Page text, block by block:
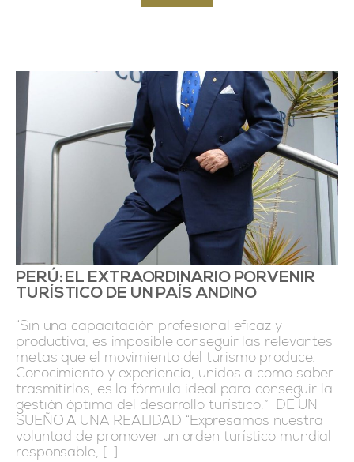
PERÚ: EL EXTRAORDINARIO PORVENIR
TURÍSTICO DE UN PAÍS ANDINO
“Sin una capacitación profesional eficaz y
productiva, es imposible conseguir las relevantes
metas que el movimiento del turismo produce.
Conocimiento y experiencia, unidos a como saber
trasmitirlos, es la fórmula ideal para conseguir la
gestión óptima del desarrollo turístico.” DE UN
SUEÑO A UNA REALIDAD “Expresamos nuestra
voluntad de promover un orden turístico mundial
responsable, […]